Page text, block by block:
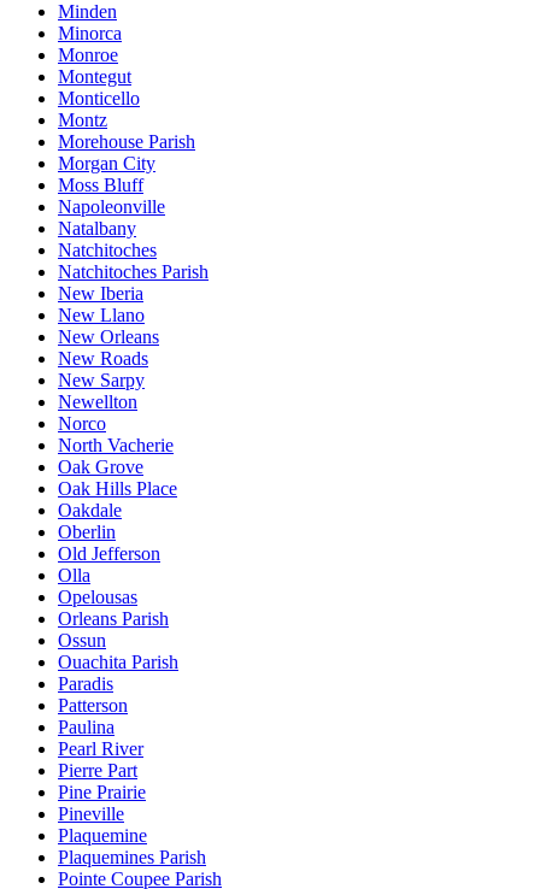
Minden
Minorca
Monroe
Montegut
Monticello
Montz
Morehouse Parish
Morgan City
Moss Bluff
Napoleonville
Natalbany
Natchitoches
Natchitoches Parish
New Iberia
New Llano
New Orleans
New Roads
New Sarpy
Newellton
Norco
North Vacherie
Oak Grove
Oak Hills Place
Oakdale
Oberlin
Old Jefferson
Olla
Opelousas
Orleans Parish
Ossun
Ouachita Parish
Paradis
Patterson
Paulina
Pearl River
Pierre Part
Pine Prairie
Pineville
Plaquemine
Plaquemines Parish
Pointe Coupee Parish